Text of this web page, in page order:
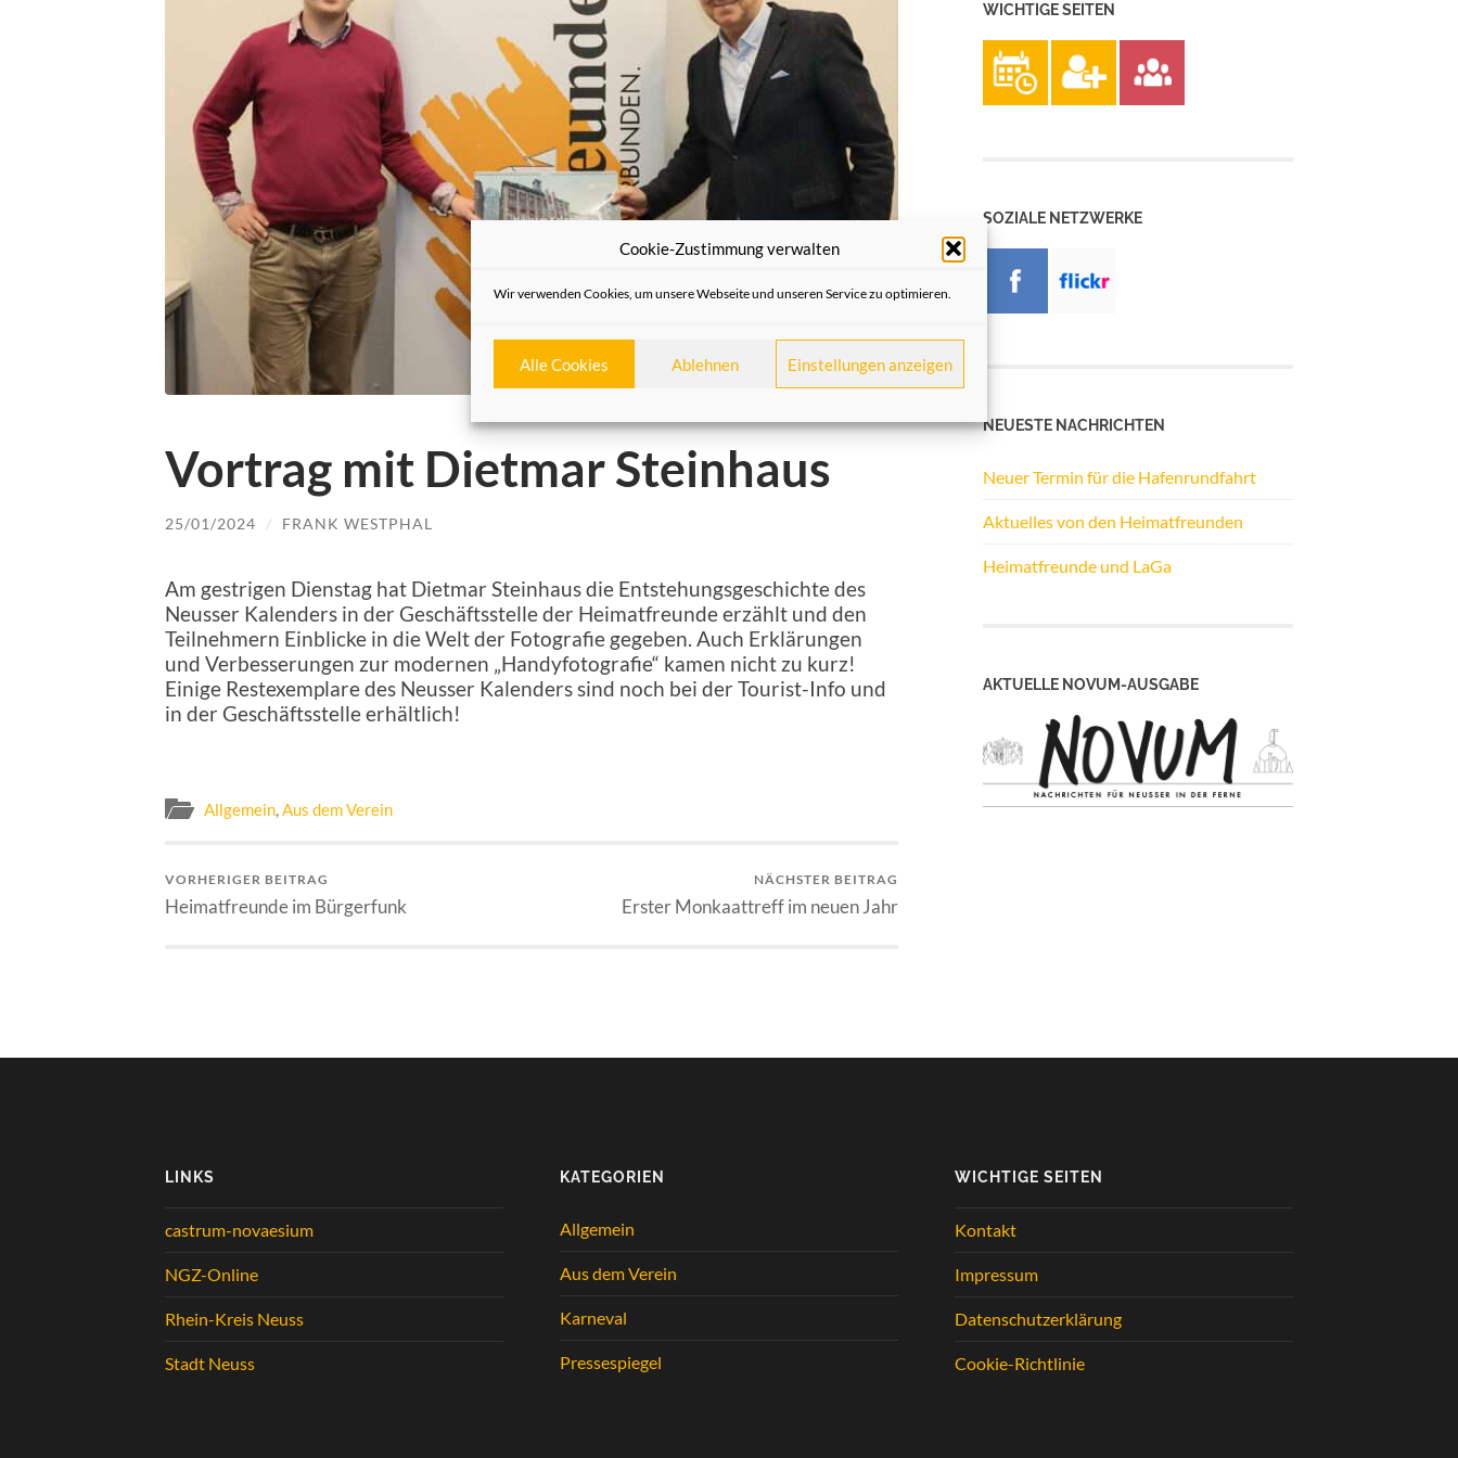
Cookie-Zustimmung verwalten
Wir verwenden Cookies, um unsere Webseite und unseren Service zu optimieren.
Alle Cookies Ablehnen Einstellungen anzeigen
Vortrag mit Dietmar Steinhaus
25/01/2024 / FRANK WESTPHAL
Am gestrigen Dienstag hat Dietmar Steinhaus die Entstehungsgeschichte des
Neusser Kalenders in der Geschäftsstelle der Heimatfreunde erzählt und den
Teilnehmern Einblicke in die Welt der Fotografie gegeben. Auch Erklärungen
und Verbesserungen zur modernen „Handyfotografie“ kamen nicht zu kurz!
Einige Restexemplare des Neusser Kalenders sind noch bei der Tourist-Info und
in der Geschäftsstelle erhältlich!
Allgemein,Aus dem Verein
VORHERIGER BEITRAG
Heimatfreunde im Bürgerfunk
NÄCHSTER BEITRAG
Erster Monkaattreff im neuen Jahr
WICHTIGE SEITEN
SOZIALE NETZWERKE
NEUESTE NACHRICHTEN
Neuer Termin für die Hafenrundfahrt
Aktuelles von den Heimatfreunden
Heimatfreunde und LaGa
AKTUELLE NOVUM-AUSGABE
LINKS
castrum-novaesium
NGZ-Online
Rhein-Kreis Neuss
Stadt Neuss
KATEGORIEN
Allgemein
Aus dem Verein
Karneval
Pressespiegel
WICHTIGE SEITEN
Kontakt
Impressum
Datenschutzerklärung
Cookie-Richtlinie